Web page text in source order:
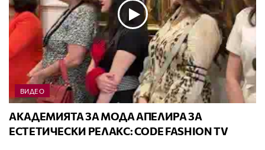
ВИДЕО
АКАДЕМИЯТА ЗА МОДА АПЕЛИРА ЗА
ЕСТЕТИЧЕСКИ РЕЛАКС: CODE FASHION TV